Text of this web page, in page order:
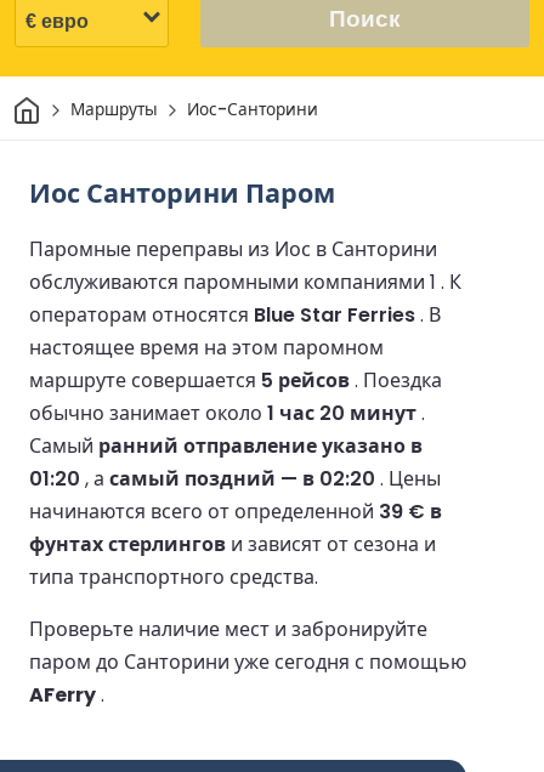
Поиск
ДомМаршруты Иос-Санторини
Иос Санторини Паром
Паромные переправы из Иос в Санторини
обслуживаются паромными компаниями 1 . К
операторам относятся Blue Star Ferries. В
настоящее время на этом паромном
маршруте совершается 5 рейсов. Поездка
обычно занимает около 1 час 20 минут.
Самый ранний отправление указано в
01:20 , а самый поздний — в 02:20 . Цены
начинаются всего от определенной 39 € в
фунтах стерлингов и зависят от сезона и
типа транспортного средства.
Проверьте наличие мест и забронируйте
паром до Санторини уже сегодня с помощью
AFerry.